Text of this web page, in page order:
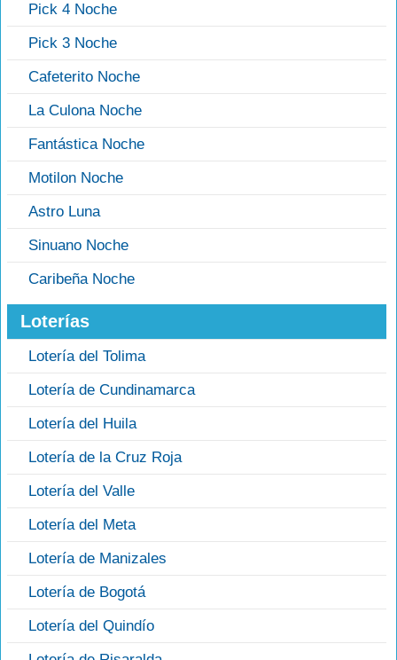
Pick 4 Noche
Pick 3 Noche
Cafeterito Noche
La Culona Noche
Fantástica Noche
Motilon Noche
Astro Luna
Sinuano Noche
Caribeña Noche
Loterías
Lotería del Tolima
Lotería de Cundinamarca
Lotería del Huila
Lotería de la Cruz Roja
Lotería del Valle
Lotería del Meta
Lotería de Manizales
Lotería de Bogotá
Lotería del Quindío